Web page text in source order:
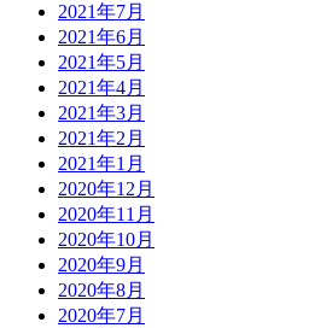
2021年7月
2021年6月
2021年5月
2021年4月
2021年3月
2021年2月
2021年1月
2020年12月
2020年11月
2020年10月
2020年9月
2020年8月
2020年7月